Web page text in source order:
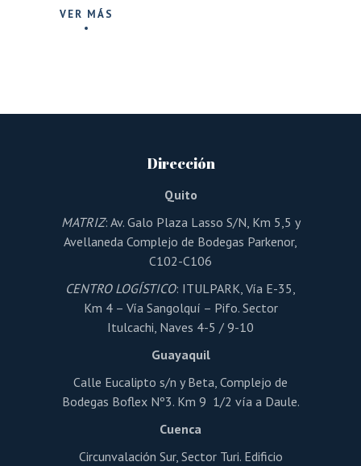
VER MÁS
Dirección
Quito
MATRIZ: Av. Galo Plaza Lasso S/N, Km 5,5 y
Avellaneda Complejo de Bodegas Parkenor,
C102-C106
CENTRO LOGÍSTICO: ITULPARK, Vía E-35,
Km 4 – Vía Sangolquí – Pifo. Sector
Itulcachi, Naves 4-5 / 9-10
Guayaquil
Calle Eucalipto s/n y Beta, Complejo de
Bodegas Boflex Nº3. Km 9 1/2 vía a Daule.
Cuenca
Circunvalación Sur, Sector Turi. Edificio